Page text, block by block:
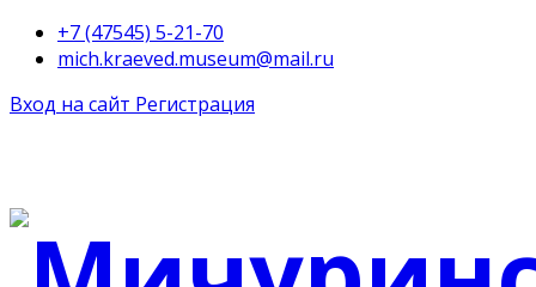
+7 (47545) 5-21-70
mich.kraeved.museum@mail.ru
Вход на сайт Регистрация